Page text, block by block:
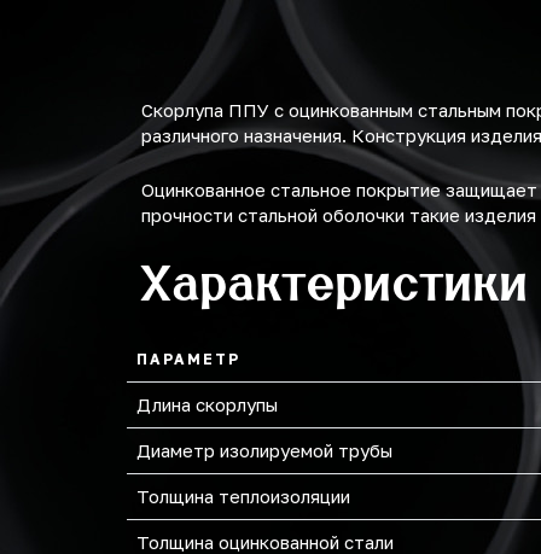
Скорлупа ППУ с оцинкованным стальным
различного назначения. Конструкция
Оцинкованное стальное покрытие защищает
прочности стальной оболочки такие
ПАРАМЕТР
Длина скорлупы
Диаметр изолируемой трубы
Толщина теплоизоляции
Толщина оцинкованной стали